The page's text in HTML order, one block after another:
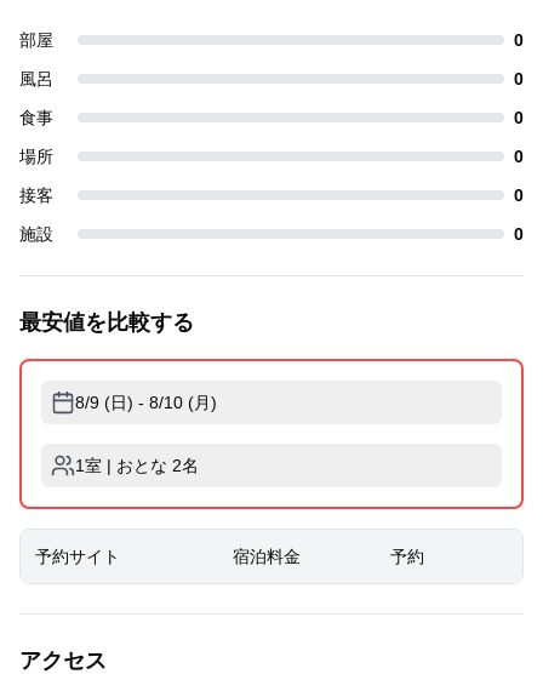
部屋
0
風呂
0
食事
0
場所
0
接客
0
施設
0
最安値を比較する
8/9 (日) - 8/10 (月)
1室 | おとな 2名
予約サイト 宿泊料金 予約
アクセス